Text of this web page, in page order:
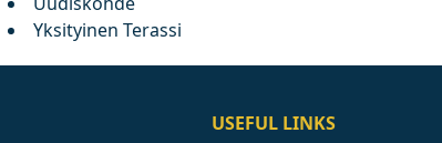
Yksityinen Terassi
USEFUL LINKS